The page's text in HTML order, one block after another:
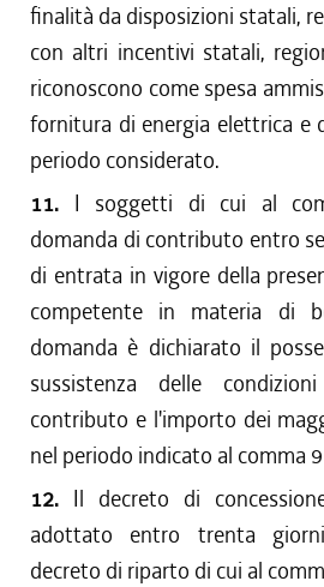
finalità da disposizioni statali,
con altri incentivi statali,
riconoscono come spesa
fornitura di energia elettrica e
periodo considerato.
11. I soggetti di cui al
domanda di contributo entro
di entrata in vigore della
competente in materia di
domanda è dichiarato il
sussistenza delle
contributo e l'importo dei
nel periodo indicato al comma
12. Il decreto di
adottato entro trenta
decreto di riparto di cui al